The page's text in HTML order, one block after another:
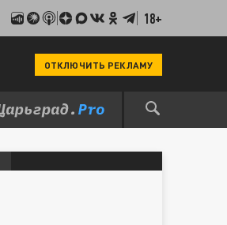
18+
ОТКЛЮЧИТЬ РЕКЛАМУ